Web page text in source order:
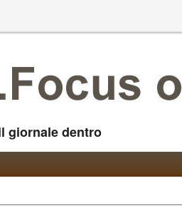
giornale dentro